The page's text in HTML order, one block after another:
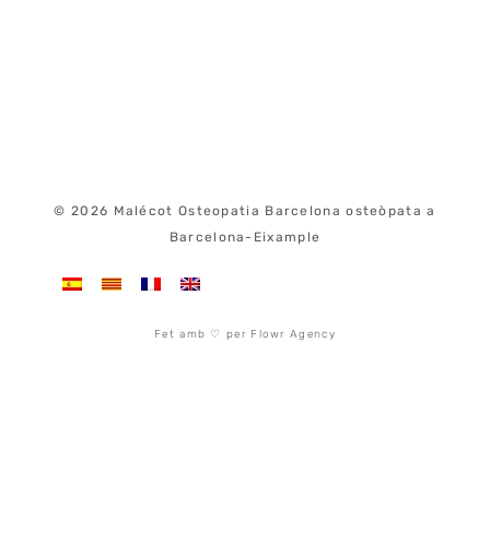
© 2026 Malécot Osteopatia Barcelona osteòpata a
Barcelona-Eixample
Fet amb ♡ per Flowr Agency